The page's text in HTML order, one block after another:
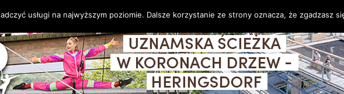
usługi na najwyższym poziomie. Dalsze korzystanie ze strony oznacza, że zgadzasz